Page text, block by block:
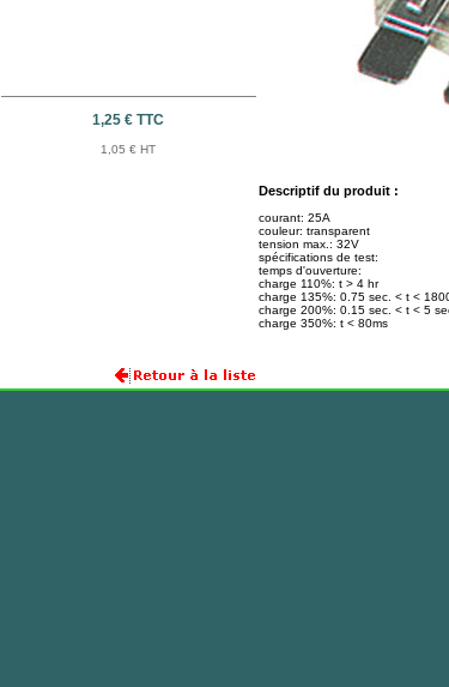
1,25 € TTC
1,05 € HT
Descriptif du produit :
courant: 25A
couleur: transparent
tension max.: 32V
spécifications de test:
temps d'ouverture:
charge 110%: t > 4 hr
charge 135%: 0.75 sec. < t <
charge 200%: 0.15 sec. < t < 5
charge 350%: t < 80ms